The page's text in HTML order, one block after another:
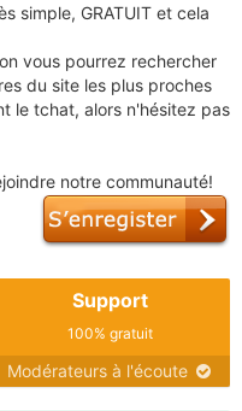
simple, GRATUIT et cela
vous pourrez rechercher
du site les plus proches
le tchat, alors n'hésitez pas
notre communauté!
Support
100% gratuit
Modérateurs à l'écoute